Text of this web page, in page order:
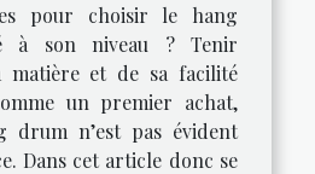
pour choisir le hang
à son niveau ? Tenir
matière et de sa facilité
un premier achat,
drum n’est pas évident
Dans cet article donc se